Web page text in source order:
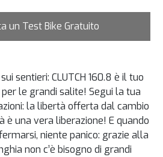
un Test Bike Gratuito
sentieri: CLUTCH 160.8 è il tuo
le grandi salite! Segui la tua
la libertà offerta dal cambio
è una vera liberazione! E quando
niente panico: grazie alla
non c’è bisogno di grandi